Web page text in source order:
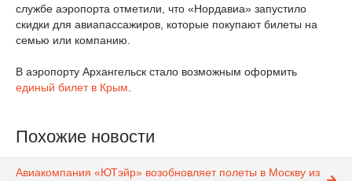
службе аэропорта отметили, что «Нордавиа» запустило
скидки для авиапассажиров, которые покупают билеты на
семью или компанию.
В аэропорту Архангельск стало возможным оформить
единый билет в Крым
Похожие новости
Авиакомпания «ЮТэйр» возобновляет полеты в Москву из